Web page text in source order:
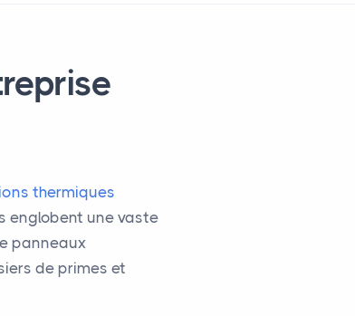
thermiques
englobent une vaste
panneaux
de primes et